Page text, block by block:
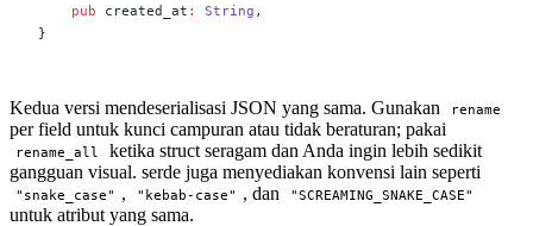
    pub
created_at : String ,
}
Kedua versi mendeserialisasi JSON yang sama. Gunakan rename
per field untuk kunci campuran atau tidak beraturan; pakai
rename_all
ketika struct seragam dan Anda ingin lebih sedikit
gangguan visual. serde juga menyediakan konvensi lain seperti
"snake_case" , "kebab-case" , dan "SCREAMING_SNAKE_CASE"
untuk atribut yang sama.